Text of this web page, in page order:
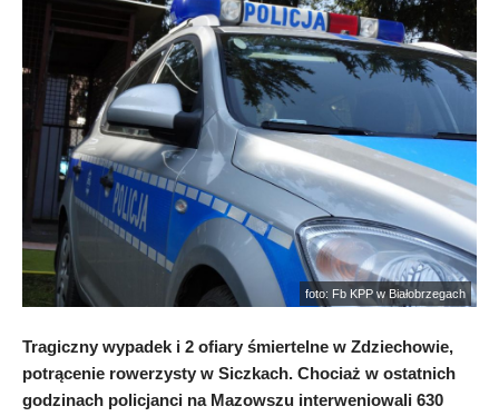
foto: Fb KPP w Białobrzegach
Tragiczny wypadek i 2 ofiary śmiertelne w Zdziechowie,
potrącenie rowerzysty w Siczkach. Chociaż w ostatnich
godzinach policjanci na Mazowszu interweniowali 630